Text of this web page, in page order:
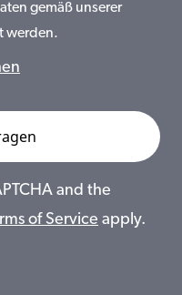
gemäß unserer
werden.
and the
of Service apply.